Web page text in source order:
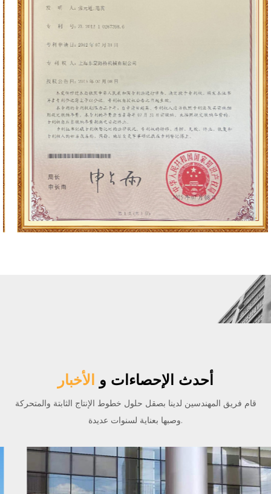
أحدث الإحصاءات و الأخبار
قام فريق المهندسين لدينا بصقل حلول خطوط الإنتاج الثابتة والمتحركة
وصبها بعناية لسنوات عديدة.